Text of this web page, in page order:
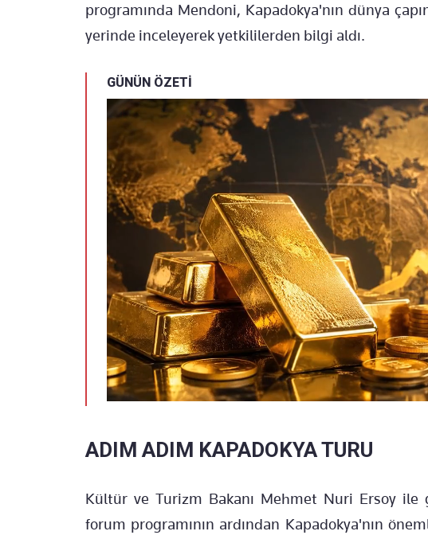
programında Mendoni, Kapadokya'nın dünya
yerinde inceleyerek yetkililerden bilgi aldı.
GÜNÜN ÖZETİ
ADIM ADIM KAPADOKYA TURU
Kültür ve Turizm Bakanı Mehmet Nuri Ersoy
forum programının ardından Kapadokya'nın